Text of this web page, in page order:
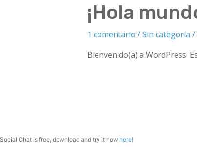
¡Hola
1 comentario /Sin categoría /
Bienvenido(a) a WordPress.
Social Chat is free, download and try it now here!